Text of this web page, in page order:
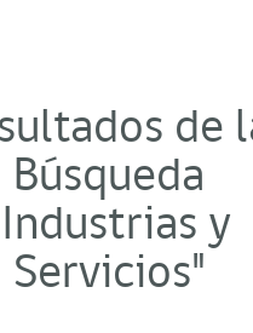
de
Búsqueda
y
Servicios"